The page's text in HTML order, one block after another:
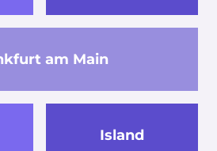
am Main
Island